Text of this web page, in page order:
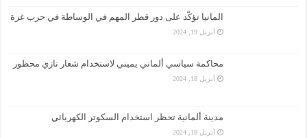
المانيا تؤكّد على دور قطر المهم في الوساطة في حرب غزة
أبريل 19, 2024
محاكمة سياسي ألماني يميني لاستخدام شعار نازي محظور
أبريل 18, 2024
مدينة ألمانية تحظر استخدام السكوتر الكهربائي
أبريل 18, 2024